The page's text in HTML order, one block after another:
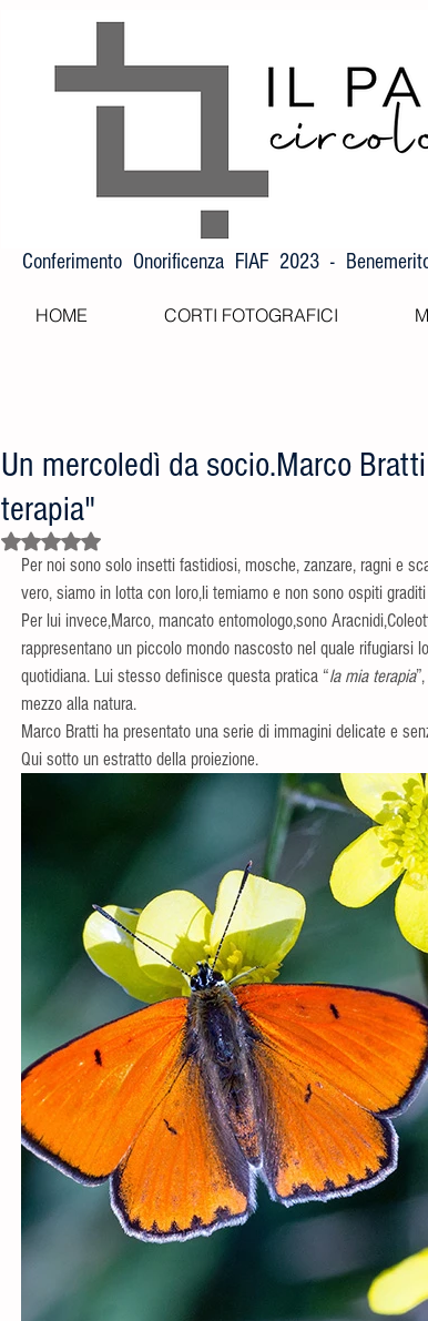
Conferimento Onorificenza FIAF 2023 -
HOME CORTI FOTOGRAFICI
Un mercoledì da socio.Marco
terapia"
Valutazione NaN stelle su 5.
Per noi sono solo insetti fastidiosi, mosche, zanzare, ragni e
vero, siamo in lotta con loro,li temiamo e non sono ospiti
Per lui invece,Marco, mancato entomologo,sono
rappresentano un piccolo mondo nascosto nel quale rifugiarsi
quotidiana. Lui stesso definisce questa pratica “la mia terapia
mezzo alla natura.
Marco Bratti ha presentato una serie di immagini delicate e
Qui sotto un estratto della proiezione.